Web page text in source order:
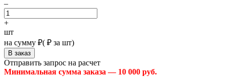
–
+
шт
на сумму ₽( ₽ за шт)
Отправить запрос на расчет
Минимальная сумма заказа — 10 000 руб.